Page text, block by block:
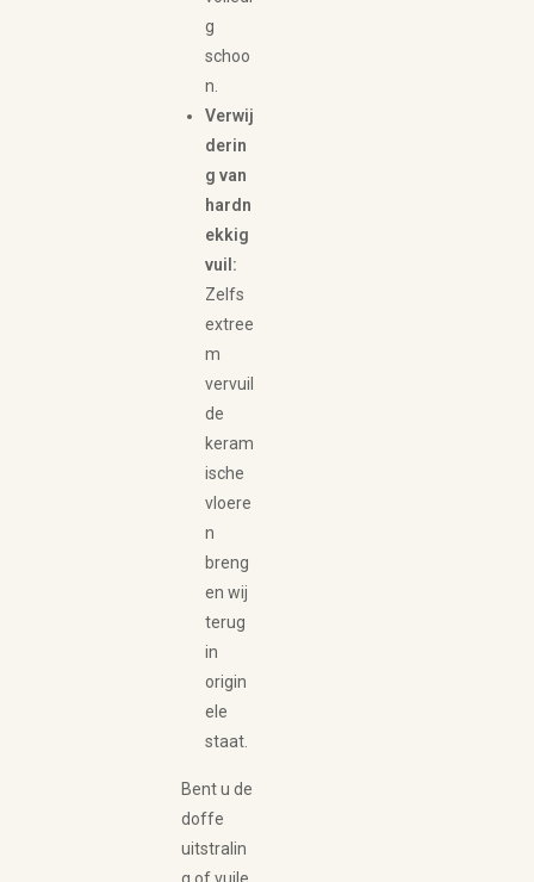
g
schoo
n.
Verwij
derin
g van
hardn
ekkig
vuil:
Zelfs
extree
m
vervuil
de
keram
ische
vloere
n
breng
en wij
terug
in
origin
ele
staat.
Bent u de
doffe
uitstralin